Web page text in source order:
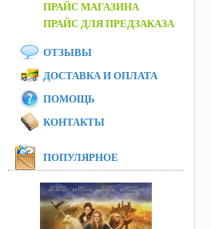
ПРАЙС МАГАЗИНА
ПРАЙС ДЛЯ ПРЕДЗАКАЗА
ОТЗЫВЫ
ДОСТАВКА И ОПЛАТА
ПОМОЩЬ
КОНТАКТЫ
ПОПУЛЯРНОЕ